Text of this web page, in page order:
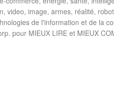
video, image, armes, réalité,
de l'information et de la
pour MIEUX LIRE et MIEUX